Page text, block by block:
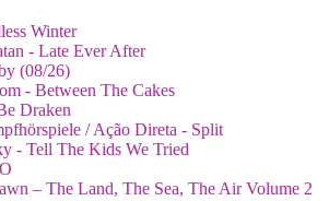
Winter
- Late Ever After
(08/26)
- Between The Cakes
Draken
/ Ação Direta - Split
- Tell The Kids We Tried
– The Land, The Sea, The Air Volume 2